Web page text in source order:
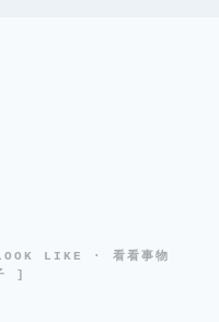
LIKE · 看看事物
]